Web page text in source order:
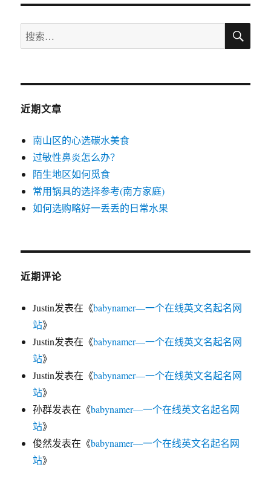
停
的
搜
索：
搜
近期文章
南山区的心选碳水美食
过敏性鼻炎怎么办？
陌生地区如何觅食
常用锅具的选择参考(南方家庭)
如何选购略好一丢丢的日常水果
近期评论
Justin发表在《babynamer—一个在线英文名起名网
站》
Justin发表在《babynamer—一个在线英文名起名网
站》
Justin发表在《babynamer—一个在线英文名起名网
站》
孙群发表在《babynamer—一个在线英文名起名网
站》
俊然发表在《babynamer—一个在线英文名起名网
站》